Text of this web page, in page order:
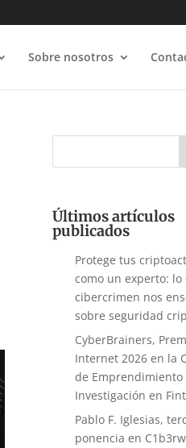
Sobre nosotros
Últimos artículos
publicados
Protege tus
como un experto: lo
cibercrimen nos
sobre seguridad
CyberBrainers,
Internet 2026 en la
de Emprendimiento
Investigación en
Pablo F. Iglesias,
ponencia en